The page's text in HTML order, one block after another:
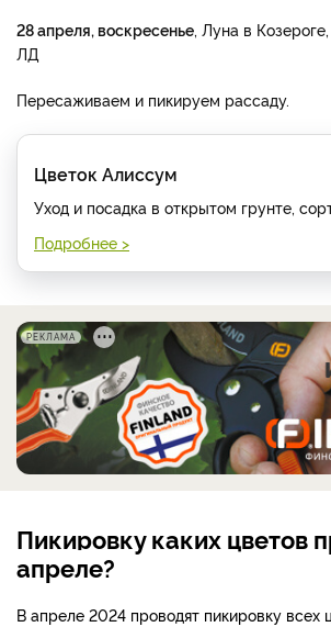
28 апреля, воскресенье , Луна в
ЛД
Пересаживаем и пикируем рассаду.
Цветок Алиссум
Уход и посадка в открытом грунте,
Подробнее >
РЕКЛАМА
Пикировку каких цветов
апреле?
В апреле 2024 проводят пикировку всех